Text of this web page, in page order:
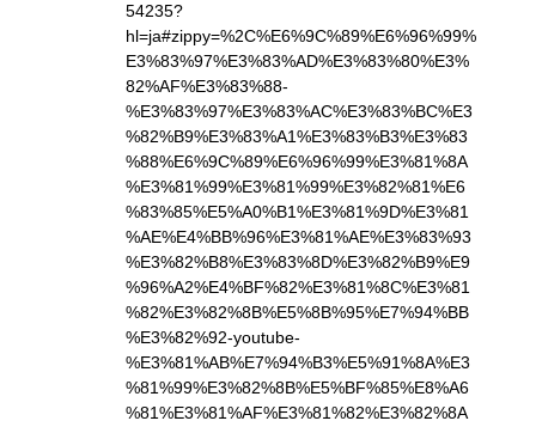
54235?
hl=ja#zippy=%2C%E6%9C%89%E6%96%99%
E3%83%97%E3%83%AD%E3%83%80%E3%
82%AF%E3%83%88-
%E3%83%97%E3%83%AC%E3%83%BC%E3
%82%B9%E3%83%A1%E3%83%B3%E3%83
%88%E6%9C%89%E6%96%99%E3%81%8A
%E3%81%99%E3%81%99%E3%82%81%E6
%83%85%E5%A0%B1%E3%81%9D%E3%81
%AE%E4%BB%96%E3%81%AE%E3%83%93
%E3%82%B8%E3%83%8D%E3%82%B9%E9
%96%A2%E4%BF%82%E3%81%8C%E3%81
%82%E3%82%8B%E5%8B%95%E7%94%BB
%E3%82%92-youtube-
%E3%81%AB%E7%94%B3%E5%91%8A%E3
%81%99%E3%82%8B%E5%BF%85%E8%A6
%81%E3%81%AF%E3%81%82%E3%82%8A